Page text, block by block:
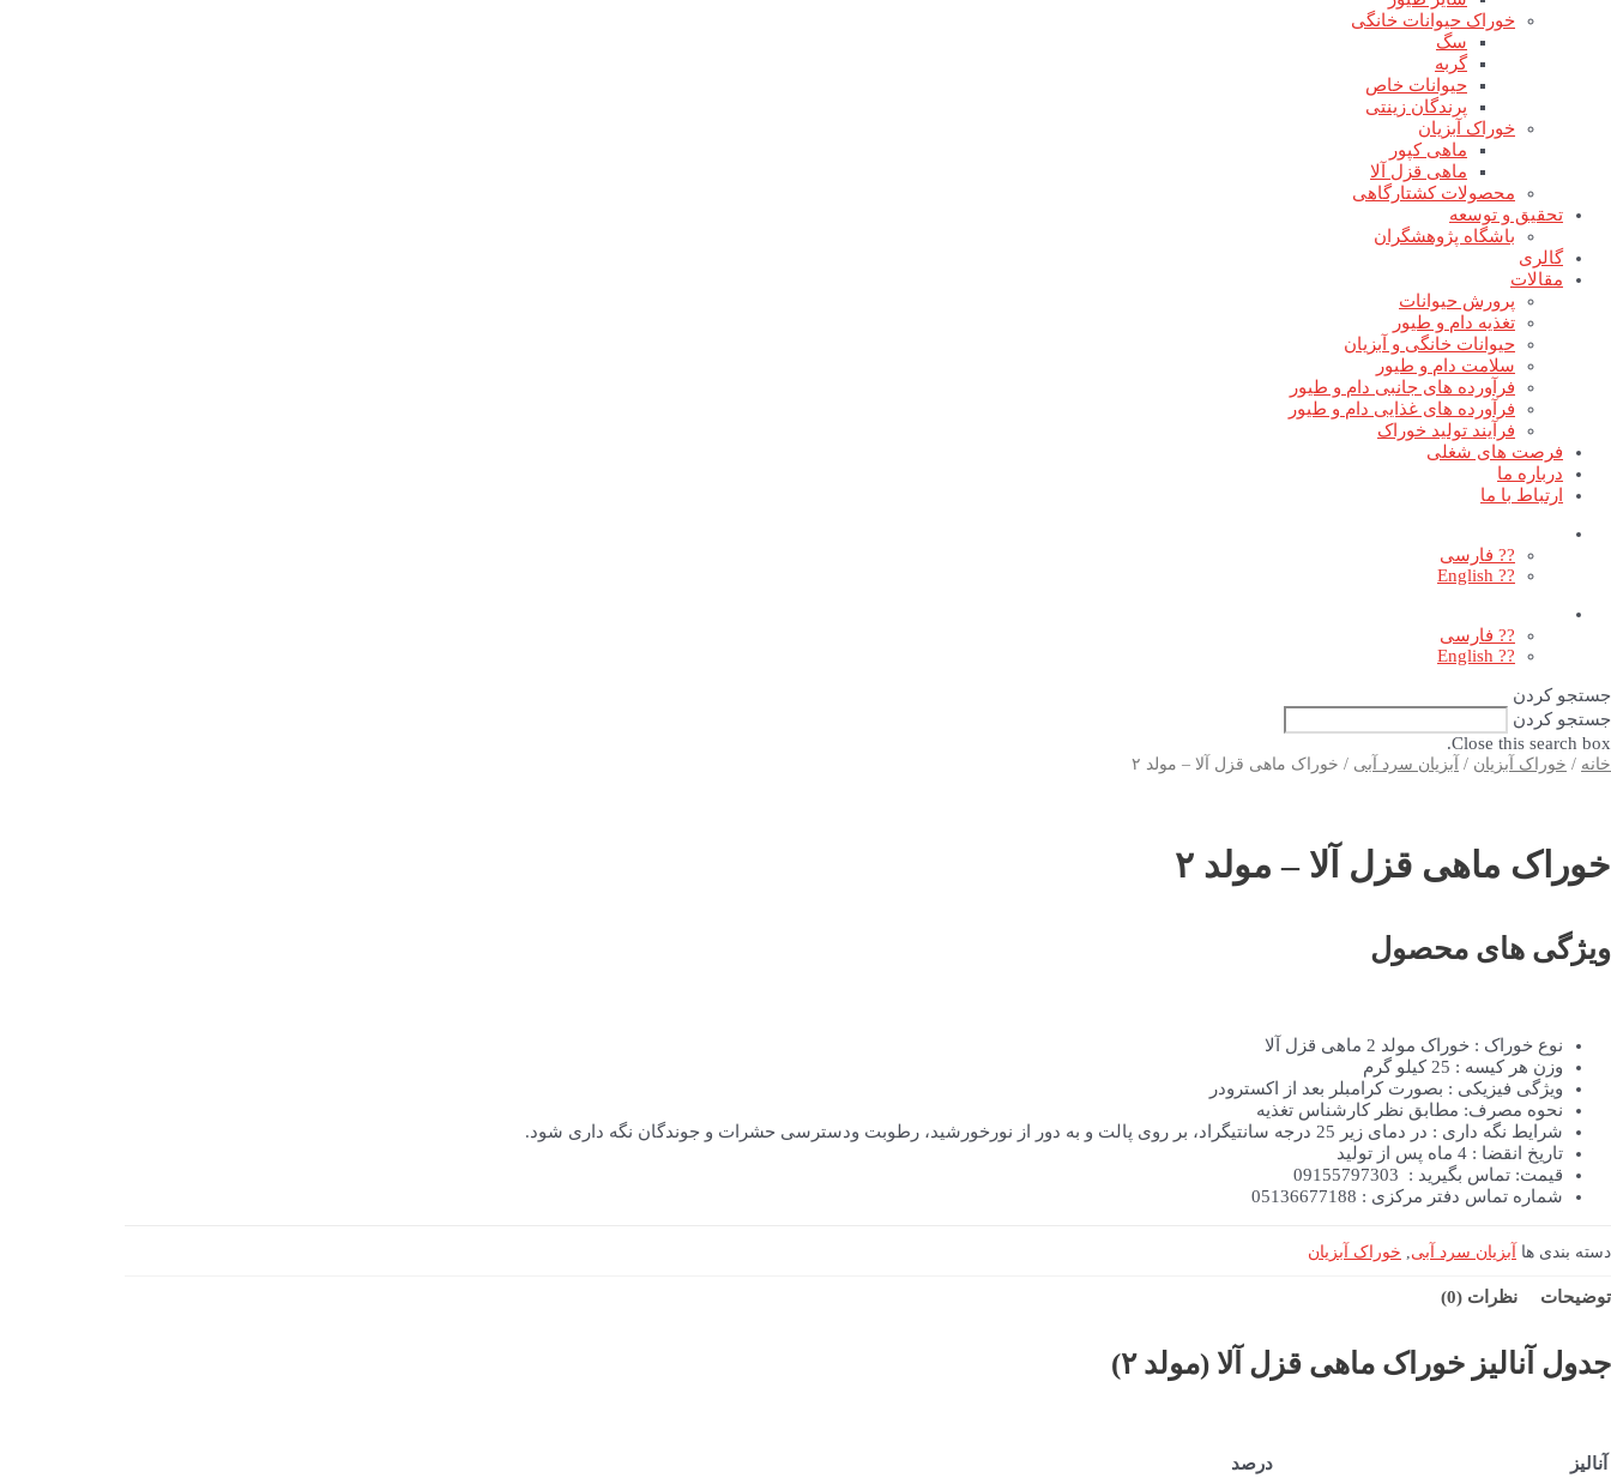
خوراک حیوانات خانگی
سگ
گربه
حیوانات خاص
پرندگان زینتی
خوراک آبزیان
ماهی کپور
ماهی قزل آلا
محصولات کشتارگاهی
تحقیق و توسعه
باشگاه پژوهشگران
گالری
مقالات
پرورش حیوانات
تغذیه دام و طیور
حیوانات خانگی و آبزیان
سلامت دام و طیور
فرآورده های جانبی دام و طیور
فرآورده های غذایی دام و طیور
فرآیند تولید خوراک
فرصت های شغلی
درباره ما
ارتباط با ما
?? فارسی
?? English
?? فارسی
?? English
جستجو کردن
جستجو کردن
Close this search box.
خانه / خوراک آبزیان / آبزیان سرد آبی / خوراک ماهی قزل آلا – مولد ۲
خوراک ماهی قزل آلا – مولد ۲
ویژگی های محصول
نوع خوراک : خوراک مولد 2 ماهی قزل آلا
وزن هر کیسه : 25 کیلو گرم
ویژگی فیزیکی : بصورت کرامبلر بعد از اکسترودر
نحوه مصرف: مطابق نظر کارشناس تغذیه
شرایط نگه داری : در دمای زیر 25 درجه سانتیگراد، بر روی پالت و به دور از نورخورشید، رطوبت ودسترسی حشرات و جوندگان نگه داری شود.
تاریخ انقضا : 4 ماه پس از تولید
قیمت: تماس بگیرید : 09155797303
شماره تماس دفتر مرکزی : 05136677188
دسته بندی ها آبزیان سرد آبی, خوراک آبزیان
توضیحات نظرات (0)
جدول آنالیز خوراک ماهی قزل آلا (مولد ۲)
آنالیز
درصد